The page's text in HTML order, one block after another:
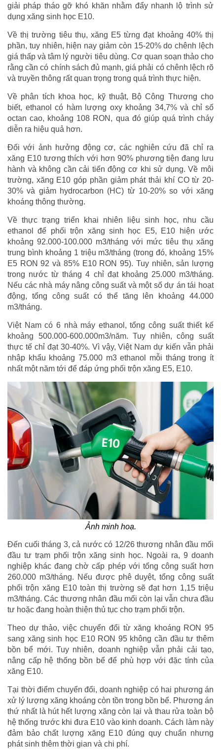
giải pháp tháo gỡ khó khăn nhằm đẩy nhanh lộ trình sử
dụng xăng sinh học E10.
Về thị trường tiêu thụ, xăng E5 từng đạt khoảng 40% thị
phần, tuy nhiên, hiện nay giảm còn 15-20% do chênh lệch
giá thấp và tâm lý người tiêu dùng. Cơ quan soạn thảo cho
rằng cần có chính sách đủ mạnh, giá phải có chênh lệch rõ
và truyền thông rất quan trọng trong quá trình thực hiện.
Về phân tích khoa học, kỹ thuật, Bộ Công Thương cho
biết, ethanol có hàm lượng oxy khoảng 34,7% và chỉ số
octan cao, khoảng 108 RON, qua đó giúp quá trình cháy
diễn ra hiệu quả hơn.
Đối với ảnh hưởng động cơ, các nghiên cứu đã chỉ ra
xăng E10 tương thích với hơn 90% phương tiện đang lưu
hành và không cần cải tiến động cơ khi sử dụng. Về môi
trường, xăng E10 góp phần giảm phát thải khí CO từ 20-
30% và giảm hydrocarbon (HC) từ 10-20% so với xăng
khoáng thông thường.
Về thực trạng triển khai nhiên liệu sinh học, nhu cầu
ethanol để phối trộn xăng sinh học E5, E10 hiện ước
khoảng 92.000-100.000 m3/tháng với mức tiêu thụ xăng
trung bình khoảng 1 triệu m3/tháng (trong đó, khoảng 15%
E5 RON 92 và 85% E10 RON 95). Tuy nhiên, sản lượng
trong nước từ tháng 4 chỉ đạt khoảng 25.000 m3/tháng.
Nếu các nhà máy nâng công suất và một số dự án tái hoạt
động, tổng công suất có thể tăng lên khoảng 44.000
m3/tháng.
Việt Nam có 6 nhà máy ethanol, tổng công suất thiết kế
khoảng 500.000-600.000m3/năm. Tuy nhiên, công suất
thực tế chỉ đạt 30-40%. Vì vậy, Việt Nam dự kiến vẫn phải
nhập khẩu khoảng 75.000 m3 ethanol mỗi tháng trong ít
nhất một năm tới để đáp ứng phối trộn xăng E5, E10.
Ảnh minh hoạ.
Đến cuối tháng 3, cả nước có 12/26 thương nhân đầu mối
đầu tư trạm phối trộn xăng sinh học. Ngoài ra, 9 doanh
nghiệp khác đang chờ cấp phép với tổng công suất hơn
260.000 m3/tháng. Nếu được phê duyệt, tổng công suất
phối trộn xăng E10 toàn thị trường sẽ đạt hơn 1,15 triệu
m3/tháng. Các thương nhân đầu mối còn lại vẫn chưa đầu
tư hoặc đang hoàn thiện thủ tục cho trạm phối trộn.
Theo dự thảo, việc chuyển đổi từ xăng khoáng RON 95
sang xăng sinh học E10 RON 95 không cần đầu tư thêm
bồn bể mới. Tuy nhiên, doanh nghiệp vẫn phải cải tạo,
nâng cấp hệ thống bồn bể để phù hợp với đặc tính của
xăng E10.
Tại thời điểm chuyển đổi, doanh nghiệp có hai phương án
xử lý lượng xăng khoáng còn tồn trong bồn bể. Phương án
thứ nhất là hút hết lượng xăng còn lại và thau rửa toàn bộ
hệ thống trước khi đưa E10 vào kinh doanh. Cách làm này
đảm bảo chất lượng xăng E10 đúng quy chuẩn nhưng
phát sinh thêm thời gian và chi phí.